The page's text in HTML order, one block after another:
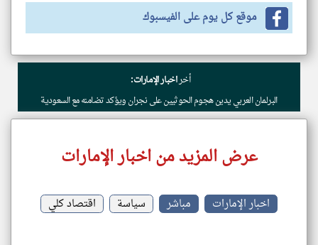
موقع كل يوم على الفيسبوك
أخراخبار الإمارات:
البرلمان العربي يدين هجوم الحوثيين على نجران ويؤكد تضامنه مع السعودية
عرض المزيد من اخبار الإمارات
اخبار الإمارات مباشر سياسة اقتصاد كلي